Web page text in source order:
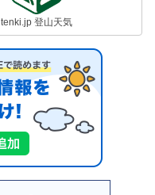
tenki.jp 登山天気